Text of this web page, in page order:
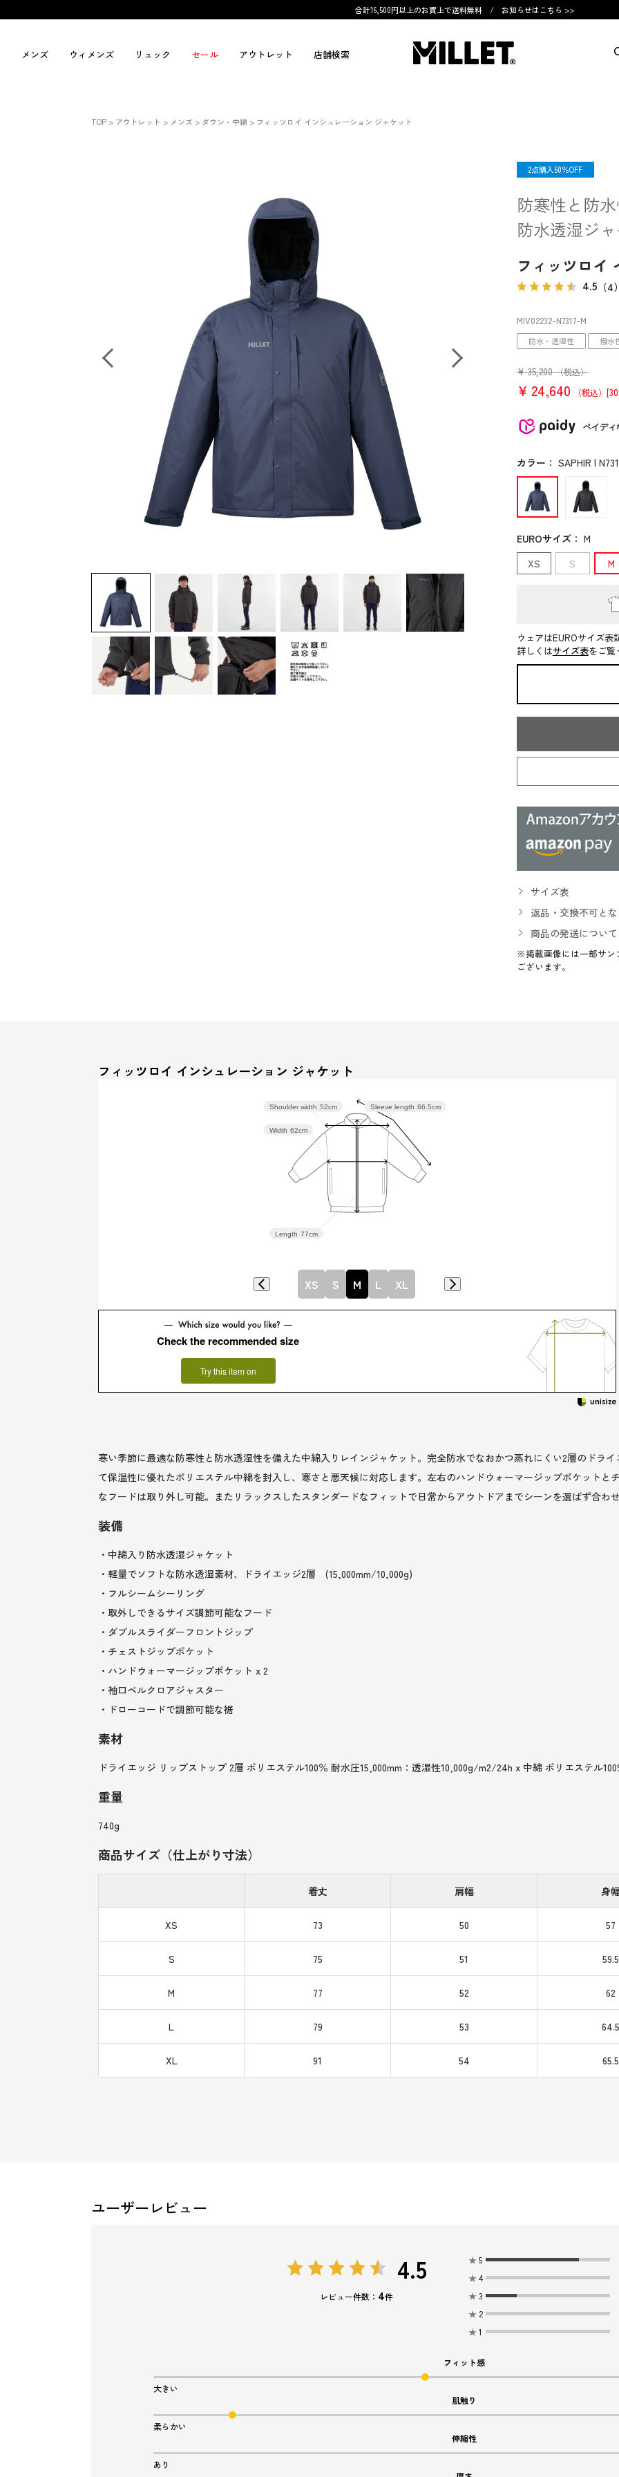
合計16,500円以上のお買上で送料無料 / お知らせはこちら >>
メンズ ウィメンズ リュック セール アウトレット 店舗検索
TOP アウトレット メンズ ダウン・中綿 フィッツロイ インシュレーション ジャケット
防寒性と防
防水透湿ジ
フィッツロイ
4.5 （4
MIV02232-N7317-M
OUTLET
防水・透湿性 撥水
2点購入50％OFF
¥ 35,200 （税込）
¥ 24,640 （税込）
ペイディ
カラー ： SAPHIR |
EUROサイズ： M
XS
S M
ウェアはEUROサイズ
詳しくはサイズ表をご覧
サイズ表
返品・交換不可と
商品の発送について
※掲載画像には一部サン
ございます。
フィッツロイ インシュレーション ジャケット
Sleeve length 66.5cm
Length 77cm
Width 62cm
Shoulder width 52cm
XS S M L XL
Check the recommended size
Try this item on
寒い季節に最適な防寒性と防水透湿性を備えた中綿入りレインジャケット。完全防水でなおかつ蒸れにくい2層のドラ
て保温性に優れたポリエステル中綿を封入し、寒さと悪天候に対応します。左右のハンドウォーマージップポケットと
なフードは取り外し可能。またリラックスしたスタンダードなフィットで日常からアウトドアまでシーンを選ばず合わ
装備
・中綿入り防水透湿ジャケット
・軽量でソフトな防水透湿素材、ドライエッジ2層 (15,000mm/10,000g)
・フルシームシーリング
・取外しできるサイズ調節可能なフード
・ダブルスライダーフロントジップ
・チェストジップポケット
・ハンドウォーマージップポケット x 2
・袖口ベルクロアジャスター
・ドローコードで調節可能な裾
素材
ドライエッジ リップストップ 2層 ポリエステル100％ 耐水圧15,000mm：透湿性10,000g/m2/24h x 中綿 ポリエステル
重量
740g
商品サイズ（仕上がり寸法）
着丈 肩幅 身
XS 73 50 57
S 75 51 59.5
M 77 52 62
L 79 53 64.5
XL 91 54 65.5
ユーザーレビュー
4.5
レビュー件数： 4件
★ 5
★ 4
★ 3
★ 2
★ 1
フィット感
大きい
肌触り
柔らかい
伸縮性
あり